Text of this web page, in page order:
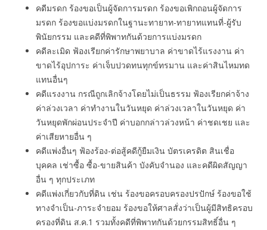
คดีมรดก ร้องขอเป็นผู้จัดการมรดก ร้องขอเพิกถอนผู้จัดการ
มรดก ร้องขอแบ่งมรดกในฐานะทายาท-ทายาทแทนที่-ผู้รับ
พินัยกรรม และคดีที่พิพาทกันด้วยการแบ่งมรดก
คดีละเมิด ฟ้องเรียกค่ารักษาพยาบาล ค่าขาดไร้แรงงาน ค่า
ขาดไร้อุปการะ ค่าเจ็บปวดทนทุกข์ทรมาน และค่าสินไหมทด
แทนอื่นๆ
คดีแรงงาน กรณีถูกเลิกจ้างโดยไม่เป็นธรรม ฟ้องเรียกค่าจ้าง
ค่าล่วงเวลา ค่าทํางานในวันหยุด ค่าล่วงเวลาในวันหยุด ค่า
วันหยุดพักผ่อนประจำปี ค่าบอกกล่าวล่วงหน้า ค่าชดเชย และ
ค่าเสียหายอื่น ๆ
คดีแพ่งอื่นๆ ฟ้องร้อง-ต่อสู้คดีกู้ยืมเงิน บัตรเครดิต สินเชื่อ
บุคคล เช่าซื้อ ซื้อ-ขายสินค้า บังคับจำนอง และคดีผิดสัญญา
อื่น ๆ ทุกประเภท
คดีแพ่งเกี่ยวกับที่ดิน เช่น ร้องขอครอบครองปรปักษ์ ร้องขอใช้
ทางจำเป็น-ภาระจำยอม ร้องขอให้ศาลสั่งว่าเป็นผู้มีสิทธิครอบ
ครองที่ดิน ส.ค.1 รวมทั้งคดีที่พิพาทกันด้วยกรรมสิทธิ์อื่น ๆ